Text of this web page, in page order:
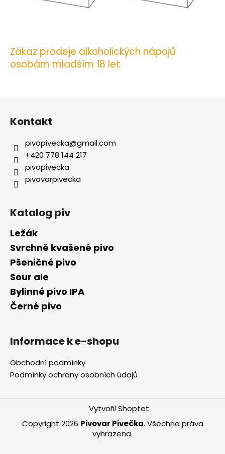
Zákaz prodeje alkoholických nápojů
osobám mladším 18 let.
Z
Kontakt
pivopivecka@gmail.com
+420 778 144 217
pivopivecka
pivovarpivecka
Katalog piv
Ležák
Svrchně kvašené pivo
Pšeničné pivo
Sour ale
Bylinné pivo IPA
Černé pivo
Informace k e-shopu
Obchodní podmínky
Podmínky ochrany osobních údajů
Vytvořil Shoptet
Copyright 2026 Pivovar Pivečka. Všechna práva
vyhrazena.